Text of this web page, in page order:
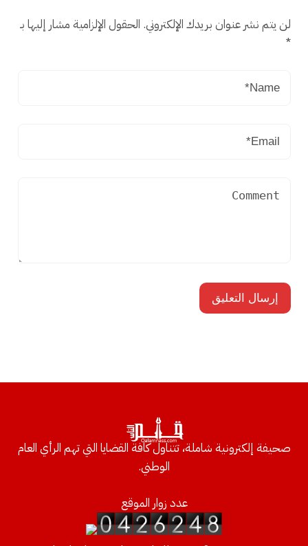
لن يتم نشر عنوان بريدك الإلكتروني. الحقول الإلزامية مشار إليها بـ
*
صحيفة إلكترونية شاملة، تتناول كافة القضايا التي تهم الرأي العام
الوطني.
عدد زوار الموقع